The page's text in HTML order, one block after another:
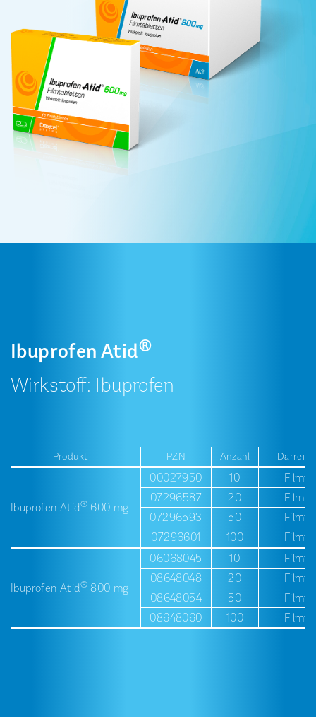
Ibuprofen Atid®
Wirkstoff: Ibuprofen
Produkt PZN Anzahl
Ibuprofen Atid® ­600 mg
00027950 10
07296587
20
07296593
50
07296601
100
Ibuprofen Atid® ­800 mg
06068045 10
08648048
20
08648054
50
08648060
100